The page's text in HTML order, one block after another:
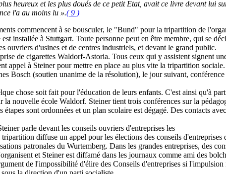
heureux et les plus doués de ce petit Etat, avait ce livre devant lui
l'a au moins lu ».( 9 )
commencent à se bousculer, le "Bund" pour la tripartition de
installée à Stuttgart. Toute personne peut en être membre, qui se
ouvriers d'usines et de centres industriels, et devant le grand public.
de cigarettes Waldorf-Astoria. Tous ceux qui y assistent signent
appel à Steiner pour mettre en place au plus vite la tripartition sociale.
Bosch (soutien unanime de la résolution), le jour suivant,
chose soit fait pour l'éducation de leurs enfants. C'est ainsi qu'à
nouvelle école Waldorf. Steiner tient trois conférences sur la
sont ordonnées et un plan scolaire est dégagé. Des contacts
parle devant les conseils ouvriers d'entreprises les
diffuse un appel pour les élections des conseils d'entreprises
patronales du Wurtemberg. Dans les grandes entreprises, des
et Steiner est diffamé dans les journaux comme ami des
de l'impossibilité d'élire des Conseils d'entreprises si